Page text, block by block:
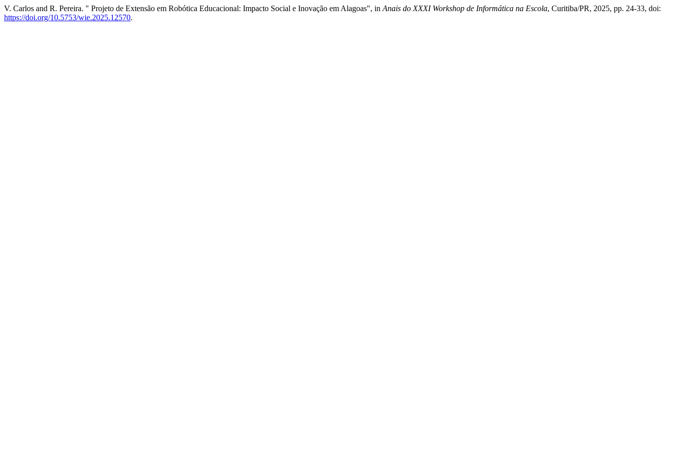
V. Carlos and R. Pereira. " Projeto de Extensão em Robótica Educacional: Impacto Social e Inovação em Alagoas", in Anais do XXXI Workshop de Informática na Escola, Curitiba/PR, 2025, pp. 24-33, doi:
https://doi.org/10.5753/wie.2025.12570.